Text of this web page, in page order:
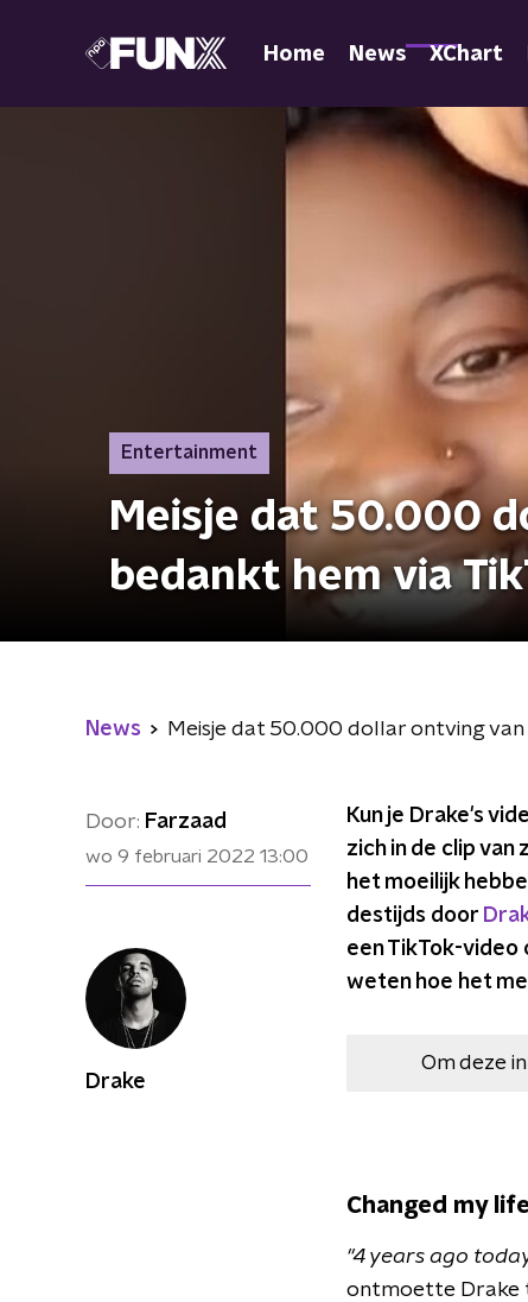
Home News XChart
Entertainment
Meisje dat 50.000
bedankt hem via
News Meisje dat 50.000 dollar ontving
Door: Farzaad
wo 9 februari 2022 13:00
Kun je Drake's
zich in de clip
het moeilijk
destijds door
een TikTok-video
weten hoe het
Om deze
Changed my life
''4 years ago
ontmoette Drake
Drake